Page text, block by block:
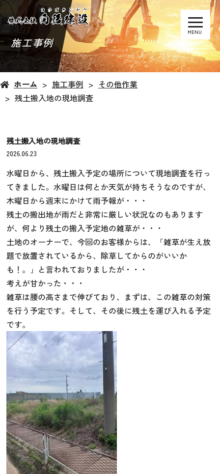
MENU
施工事例
ホーム 施工事例
その他作業
残土搬入地の現地調査
残土搬入地の現地調査
2026.06.23
水曜日から、残土搬入予定の場所について現地調査を行っ
てきました。水曜日は何とか天気が持ちそうなのですが、
木曜日から週末にかけて雨予報が・・・
残土の搬出地が雨だと非常に厳しい状況なのもあります
が、何より残土の搬入予定地の雑草が・・・
土地のオーナーで、今回のお客様からは、「雑草が生え放
題で放置されているから、除草してからのがいいか
も！。」と言われておりましたが・・・
考えが甘かった・・・
雑草は腰の高さまで伸びており、まずは、この雑草の対策
を行う予定です。そして、その後に残土を運び入れる予定
です。